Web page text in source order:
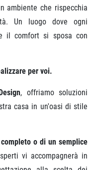
ambiente che rispecchia
Un luogo dove ogni
il comfort si sposa con
per voi.
, offriamo soluzioni
casa in un'oasi di stile
o di un semplice
vi accompagnerà in